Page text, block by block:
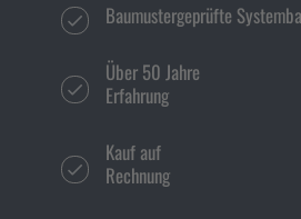
Baumustergeprüfte
Über 50 Jahre
Erfahrung
Kauf auf
Rechnung